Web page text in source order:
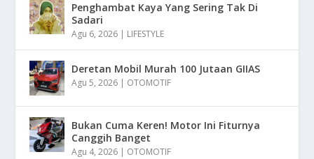
Penghambat Kaya Yang Sering Tak Di
Sadari
Agu 6, 2026 | LIFESTYLE
Deretan Mobil Murah 100 Jutaan GIIAS
Agu 5, 2026 | OTOMOTIF
Bukan Cuma Keren! Motor Ini Fiturnya
Canggih Banget
Agu 4, 2026 | OTOMOTIF